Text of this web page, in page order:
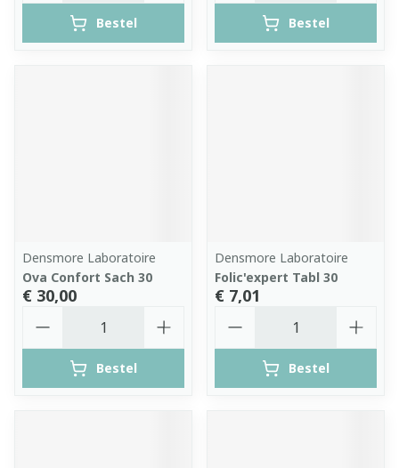
Bestel Bestel
Densmore Laboratoire
Ova Confort Sach 30
€ 30,00
Bestel
Densmore Laboratoire
Folic'expert Tabl 30
€ 7,01
Bestel